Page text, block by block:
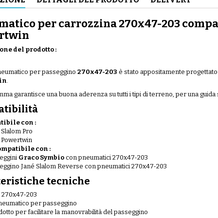
per carrozzina 270x47-203
del prodotto :
per passeggino 270x47-203 è stato appositamente
.
garantisce una buona aderenza su tutti i tipi di terreno, per una
con :
Pro
Powertwin
con :
Graco Symbio con pneumatici 270x47-203
Jané Slalom Reverse con pneumatici 270x47-203
tecniche
270x47-203
per passeggino
per facilitare la manovrabilità del passeggino